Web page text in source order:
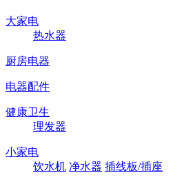
大家电
热水器
厨房电器
电器配件
健康卫生
理发器
小家电
饮水机 净水器 插线板/插座